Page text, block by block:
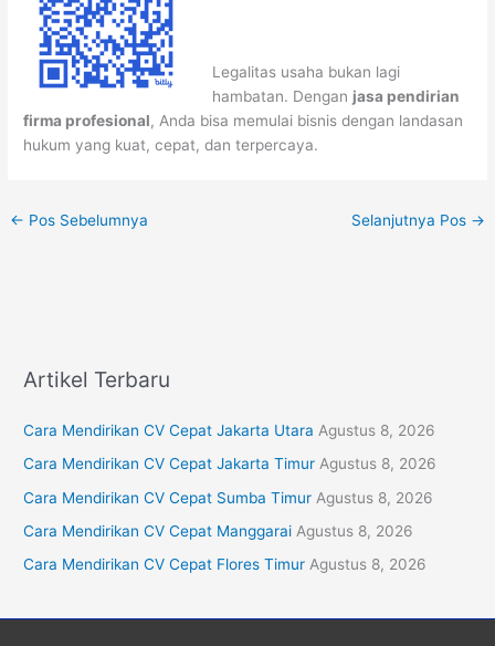
Legalitas usaha bukan lagi
hambatan. Dengan jasa pendirian
firma profesional, Anda bisa memulai bisnis dengan landasan
hukum yang kuat, cepat, dan terpercaya.
← Pos Sebelumnya Selanjutnya Pos →
Artikel Terbaru
Cara Mendirikan CV Cepat Jakarta Utara Agustus 8, 2026
Cara Mendirikan CV Cepat Jakarta Timur Agustus 8, 2026
Cara Mendirikan CV Cepat Sumba Timur Agustus 8, 2026
Cara Mendirikan CV Cepat Manggarai Agustus 8, 2026
Cara Mendirikan CV Cepat Flores Timur Agustus 8, 2026